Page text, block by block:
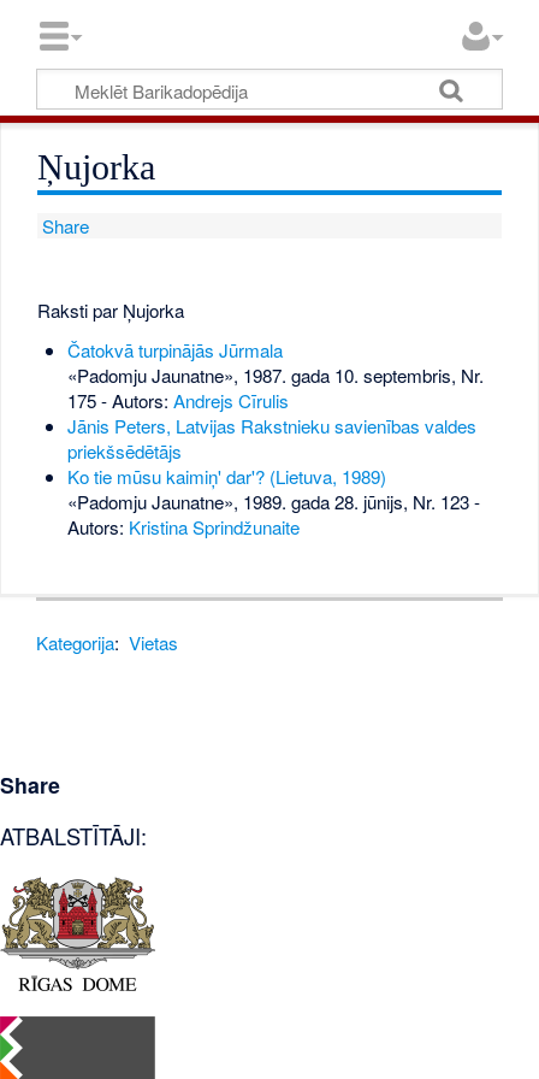
Ņujorka
Share
Raksti par Ņujorka
Čatokvā turpinājās Jūrmala
«Padomju Jaunatne», 1987. gada 10. septembris, Nr.
175- Autors: Andrejs Cīrulis
Jānis Peters, Latvijas Rakstnieku savienības valdes
priekšsēdētājs
Ko tie mūsu kaimiņ' dar'? (Lietuva, 1989)
«Padomju Jaunatne», 1989. gada 28. jūnijs, Nr. 123-
Autors: Kristina Sprindžunaite
Kategorija: Vietas
Share
ATBALSTĪTĀJI: